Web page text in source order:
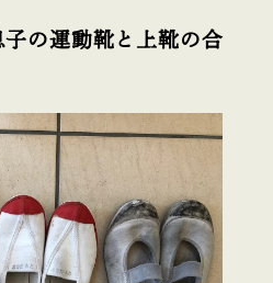
の運動靴と上靴の合